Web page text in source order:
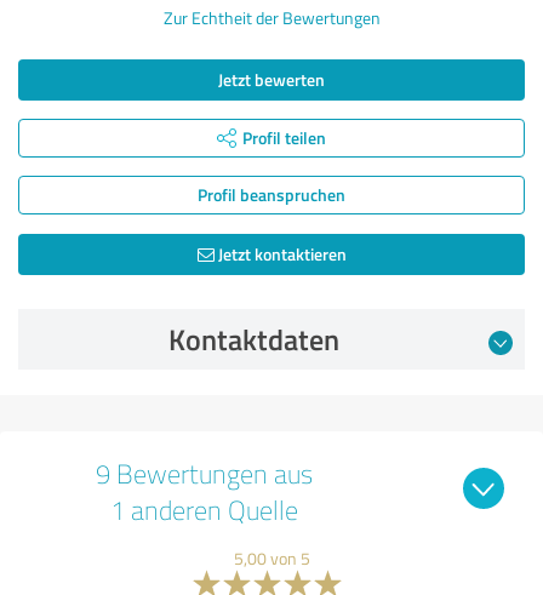
Zur Echtheit der Bewertungen
Jetzt bewerten
Profil teilen
Profil beanspruchen
Jetzt kontaktieren
Kontaktdaten
9 Bewertungen aus
1 anderen Quelle
5,00 von 5